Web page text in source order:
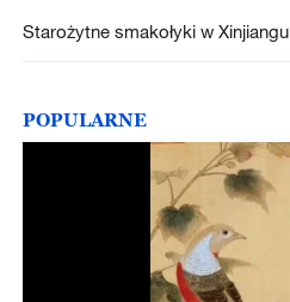
Starożytne smakołyki w Xinjiangu
POPULARNE